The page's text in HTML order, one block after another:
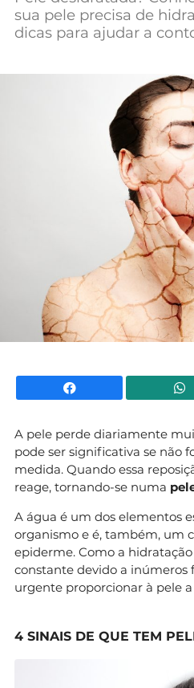
sua pele precisa de
dicas para ajudar a
Facebook
A pele perde diariamente
pode ser significativa se não
medida. Quando essa
reage, tornando-se numa
A água é um dos elementos
organismo e é, também, um
epiderme. Como a
constante devido a inúmeros
urgente proporcionar à pele
4 SINAIS DE QUE TEM